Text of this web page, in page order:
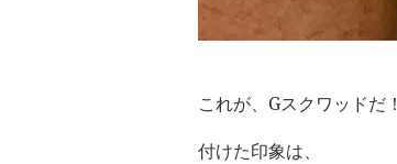
これが、Gスクワッドだ！
付けた印象は、